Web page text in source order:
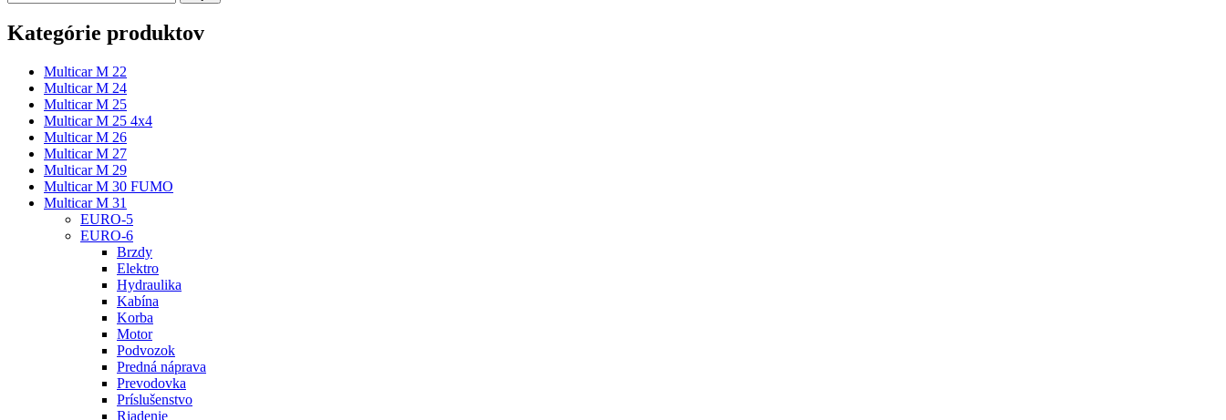
Kategórie produktov
Multicar M 22
Multicar M 24
Multicar M 25
Multicar M 25 4x4
Multicar M 26
Multicar M 27
Multicar M 29
Multicar M 30 FUMO
Multicar M 31
EURO-5
EURO-6
Brzdy
Elektro
Hydraulika
Kabína
Korba
Motor
Podvozok
Predná náprava
Prevodovka
Príslušenstvo
Riadenie